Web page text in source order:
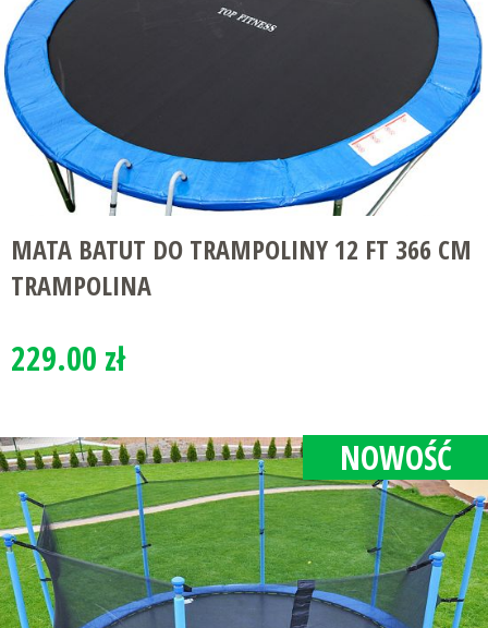
MATA BATUT DO TRAMPOLINY 12 FT 366 CM
TRAMPOLINA
229.00 zł
NOWOŚĆ